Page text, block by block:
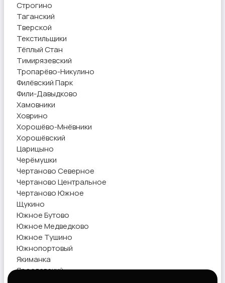
Строгино
Таганский
Тверской
Текстильщики
Тёплый Стан
Тимирязевский
Тропарёво-Никулино
Филёвский Парк
Фили-Давыдково
Хамовники
Ховрино
Хорошёво-Мнёвники
Хорошёвский
Царицыно
Черёмушки
Чертаново Северное
Чертаново Центральное
Чертаново Южное
Щукино
Южное Бутово
Южное Медведково
Южное Тушино
Южнопортовый
Якиманка
Ярославский